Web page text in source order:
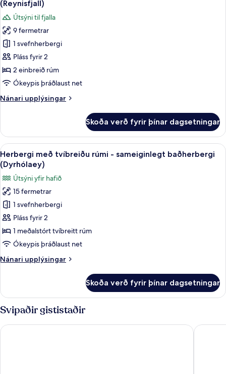
baðherbergi
(Mýrdalsjökull)
myndir
fyrir
Herbergi
fyrir
tvo,
tvö
rúm
sameiginlegt
(Reynisfjall)
Útsýni til fjalla
9 fermetrar
1 svefnherbergi
Pláss fyrir 2
2 einbreið rúm
Ókeypis þráðlaust net
Nánari upplýsingar
Nánari
fyrir
tvo,
tvö
rúm
-
sameiginlegt
baðherbergi
(Reynisfjall)
Skoða verð fyrir þínar dagsetningar
Skoða
allar
myndir
fyrir
Herbergi
með
tvíbreiðu
rúmi
-
baðherbergi
Ókeypis þráðlaus nettenging, rúmföt
13
Herbergi með tvíbreiðu rúmi - sameiginlegt baðherbergi
(Dyrhólaey)
Útsýni yfir hafið
15 fermetrar
1 svefnherbergi
Pláss fyrir 2
1 meðalstórt tvíbreitt rúm
Ókeypis þráðlaust net
Nánari upplýsingar
Nánari
með
tvíbreiðu
rúmi
sameiginlegt
Skoða verð fyrir þínar dagsetningar
Svipaðir gististaðir
Skógar Hostel Hótel